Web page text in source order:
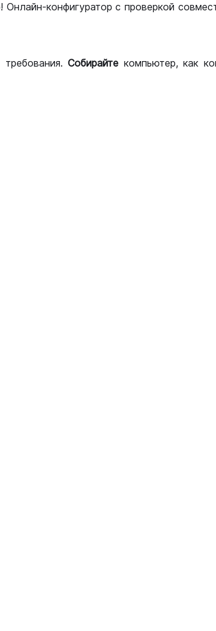
Онлайн-конфигуратор с проверкой
требования.Собирайте компьютер, как